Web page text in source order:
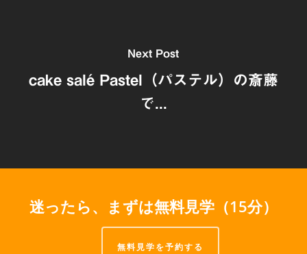
Next Post
cake salé Pastel（パステル）の斎藤
で...
迷ったら、まずは無料見学（15分）
無料見学を予約する